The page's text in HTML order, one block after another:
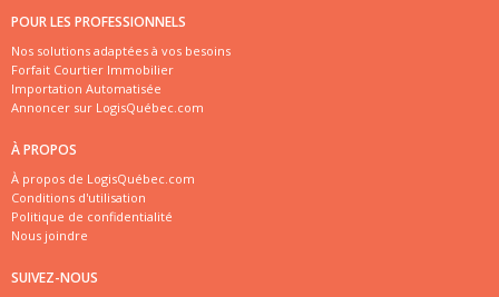
POUR LES PROFESSIONNELS
Nos solutions adaptées à vos besoins
Forfait Courtier Immobilier
Importation Automatisée
Annoncer sur LogisQuébec.com
À PROPOS
À propos de LogisQuébec.com
Conditions d'utilisation
Politique de confidentialité
Nous joindre
SUIVEZ-NOUS